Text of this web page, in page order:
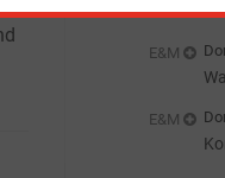
E&M
E&M